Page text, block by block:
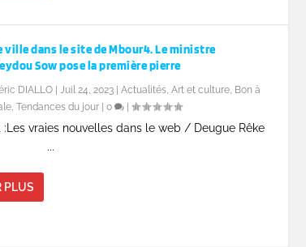
ville dans le site de Mbour4. Le ministre
Sow pose la première pierre
DIALLO| Juil 24, 2023| Actualités, Art et culture, Bon à
, Tendances du jour| 0 |
:Les vraies nouvelles dans le web / Deugue Rêke
PLUS